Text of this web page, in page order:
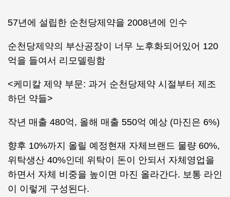
57년에 설립한 순천당제약을 2008년에 인수
순천당제약의 부산공장이 너무 노후화되어있어 120
억을 들여서 리모델링함
<케미칼 제약 부문: 과거 순천당제약 시절부터 제조
하던 약들>
작년 매출 480억, 올해 매출 550억 예상 (마진은 6%)
향후 10%까지 올릴 예정현재 자체브랜드 물량 60%,
위탁생산 40%인데 위탁이 돈이 안되서 자체영업을
하면서 자체 비중을 높이면 마진 올라간다. 보통 라인
이 이렇게 구성된다.